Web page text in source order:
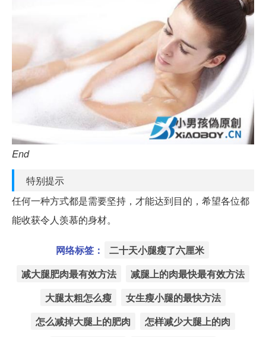
End
特别提示
任何一种方式都是需要坚持，才能达到目的，希望各位都
能收获令人羡慕的身材。
网络标签：
二十天小腿瘦了六厘米
减大腿肥肉最有效方法
减腿上的肉最快最有效方法
大腿太粗怎么瘦
女生瘦小腿的最快方法
怎么减掉大腿上的肥肉
怎样减少大腿上的肉